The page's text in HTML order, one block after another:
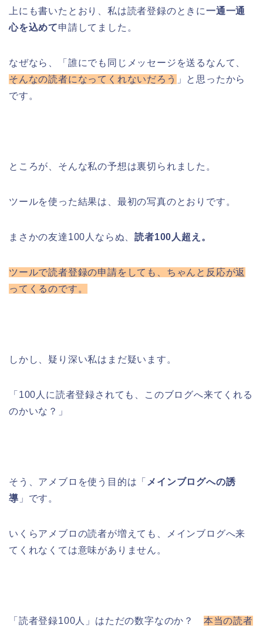
上にも書いたとおり、私は読者登録のときに一通一通
心を込めて申請してました。
なぜなら、「誰にでも同じメッセージを送るなんて、
そんなの読者になってくれないだろう
」と思ったから
です。
ところが、そんな私の予想は裏切られました。
ツールを使った結果は、最初の写真のとおりです。
まさかの友達100人ならぬ、読者100人超え。
ツールで読者登録の申請をしても、ちゃんと反応が返
ってくるのです。
しかし、疑り深い私はまだ疑います。
「100人に読者登録されても、このブログへ来てくれる
のかいな？」
そう、アメブロを使う目的は「 メインブログへの誘
導 」です。
いくらアメブロの読者が増えても、メインブログへ来
てくれなくては意味がありません。
「読者登録100人」はただの数字なのか？ 本当の読者